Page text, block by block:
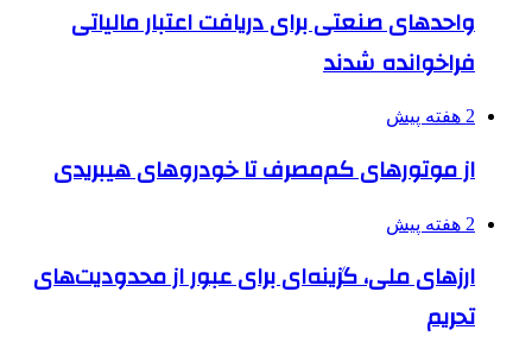
واحدهای صنعتی برای دریافت اعتبار مالیاتی
فراخوانده شدند
2 هفته پیش
از موتورهای کم‌مصرف تا خودروهای هیبریدی
2 هفته پیش
ارزهای ملی، گزینه‌ای برای عبور از محدودیت‌های
تحریم